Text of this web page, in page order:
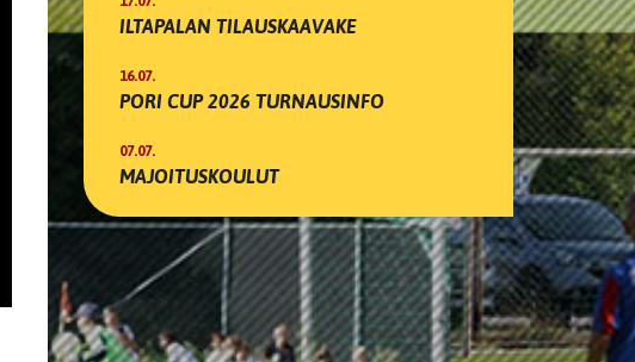
ILTAPALAN TILAUSKAAVAKE
16.07.
PORI CUP 2026 TURNAUSINFO
07.07.
MAJOITUSKOULUT